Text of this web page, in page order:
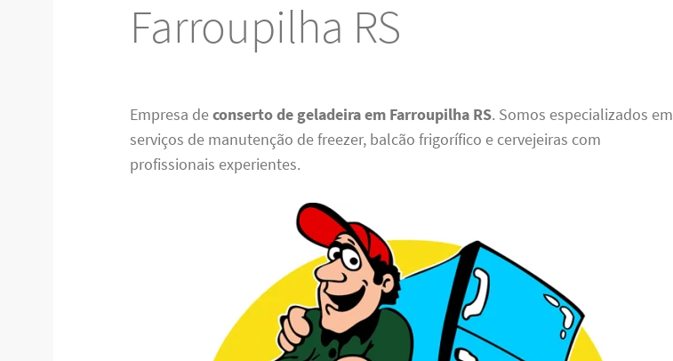
Farroupilha RS
Empresa deconserto de geladeira em Farroupilha RS. Somos especializados em
serviços de manutenção de freezer, balcão frigorífico e cervejeiras com
profissionais experientes.